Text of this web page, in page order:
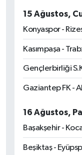
15 Ağustos,
Konyaspor -
Kasımpaşa -
Gençlerbirliği
Gaziantep FK -
16 Ağustos,
Başakşehir -
Beşiktaş -